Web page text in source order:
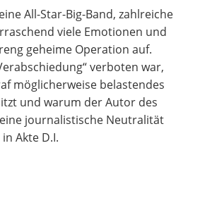
All-Star-Big-Band, zahlreiche
viele Emotionen und
geheime Operation auf.
verboten war,
möglicherweise belastendes
und warum der Autor des
journalistische Neutralität
Akte D.I.